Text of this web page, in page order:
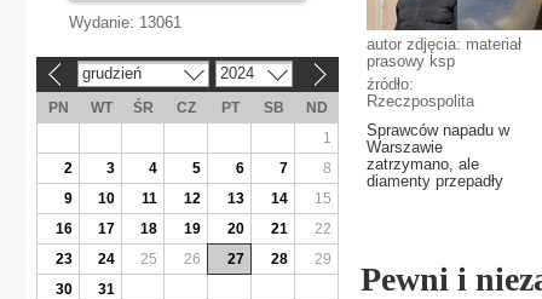
autor zdjęcia: materiał
prasowy ksp
źródło:
Rzeczpospolita
Sprawców napadu w
Warszawie
zatrzymano, ale
diamenty przepadły
Pewni i
Wydanie: 13061
grudzień 2024
PN WT ŚR CZ PT SB
ND
1
2
3 4 5 6 7
8
9
10 11 12 13 14
15
16
17 18 19 20 21
22
23
24 25 26 27 28
29
30
31